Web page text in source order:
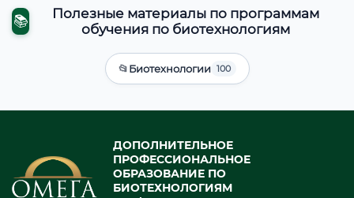
📚
Полезные материалы по программам
обучения по биотехнологиям
📂Биотехнологии 100
ДОПОЛНИТЕЛЬНОЕ
ПРОФЕССИОНАЛЬНОЕ
ОБРАЗОВАНИЕ ПО
БИОТЕХНОЛОГИЯМ